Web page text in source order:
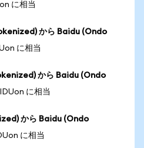
に相当
から Baidu (Ondo
に相当
から Baidu (Ondo
に相当
から Baidu (Ondo
に相当